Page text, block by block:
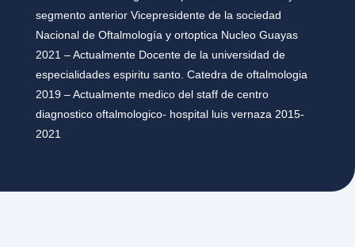
segmento anterior Vicepresidente de la sociedad
Nacional de Oftalmología y ortoptica Nucleo Guayas
2021 – Actualmente Docente de la universidad de
especialidades espiritu santo. Catedra de oftalmologia
2019 – Actualmente medico del staff de centro
diagnostico oftalmologico- hospital luis vernaza 2015-
2021